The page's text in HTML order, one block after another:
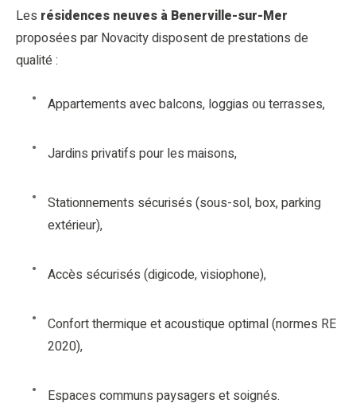
Les résidences neuves à Benerville-sur-Mer
proposées par Novacity disposent de prestations de
qualité :
Appartements avec balcons, loggias ou terrasses,
Jardins privatifs pour les maisons,
Stationnements sécurisés (sous-sol, box, parking
extérieur),
Accès sécurisés (digicode, visiophone),
Confort thermique et acoustique optimal (normes RE
2020),
Espaces communs paysagers et soignés.